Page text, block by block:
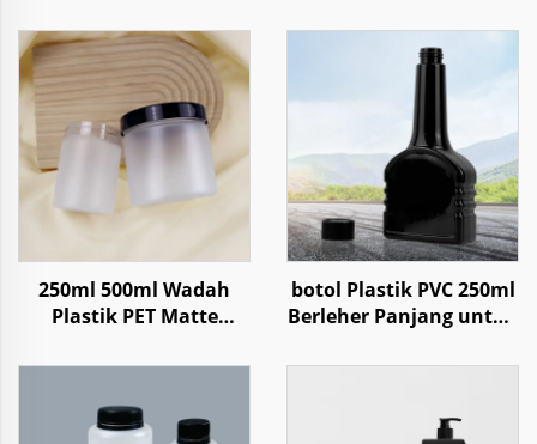
250ml 500ml Wadah
Plastik PET Matte
Perawatan Tubuh
botol Plastik PVC 250ml
Berleher Panjang untuk
Bakar Mesin Mobil